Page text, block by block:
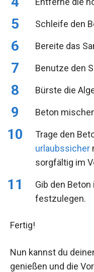
Schleife den
Bereite das
Benutze den
Bürste die
Beton
Trage den
urlaubssicher
sorgfältig im
Gib den
festzulegen.
Fertig!
Nun kannst du
genießen und die